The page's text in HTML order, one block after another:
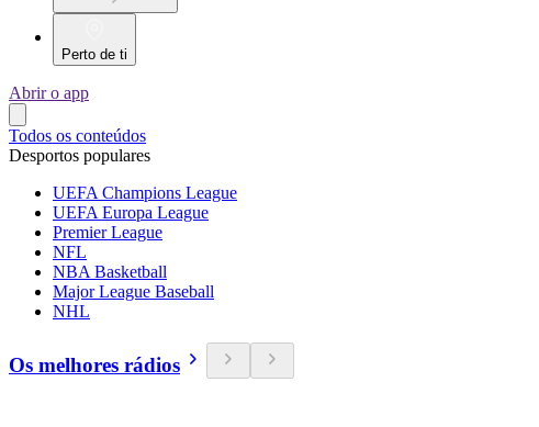
Perto de ti
Abrir o app
Todos os conteúdos
Desportos populares
UEFA Champions League
UEFA Europa League
Premier League
NFL
NBA Basketball
Major League Baseball
NHL
Os melhores rádios